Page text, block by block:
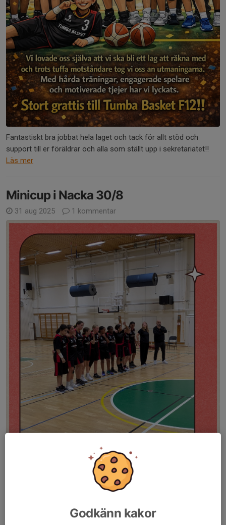
Fantastiskt bra jobbat hela laget och tack för allt stöd och
support till er föräldrar och alla som ställt upp i sekretariatet!!
Läs mer
Minicup i Nacka 30/8
31 aug 2025 1 kommentar
Godkänn kakor